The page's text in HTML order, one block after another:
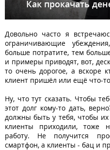
Как прокачать
Довольно часто я
ограничивающие
больше потратите, тем
и примеры приводят, вот,
то очень дорогое, а вскоре
клиент пришёл или ещё что-
Ну, что тут сказать. Чтобы
этот долг кому-то дать,
должны быть у тебя, чтобы
клиенты приходили, тоже
работу. Не получится
смартфон, а клиенты - бац и